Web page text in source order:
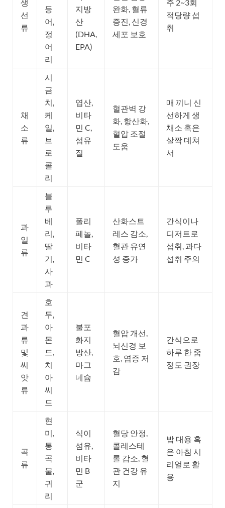
생
선
류
등
어,
정
어
리
지방
산
(DHA,
EPA)
완화, 혈류
증진, 신경
세포 보호
주 2~3회
적당량 섭
취
채
소
류
시
금
치,
케
일,
브
로
콜
리
엽산,
비타
민 C,
섬유
질
혈관벽 강
화, 항산화,
혈압 조절
도움
매 끼니 신
선하게 생
채소 혹은
살짝 데쳐
서
과
일
류
블
루
베
리,
딸
기,
사
과
폴리
페놀,
비타
민 C
산화스트
레스 감소,
혈관 유연
성 증가
간식이나
디저트로
섭취, 과다
섭취 주의
견
과
류
및
씨
앗
류
호
두,
아
몬
드,
치
아
씨
드
불포
화지
방산,
마그
네슘
혈압 개선,
뇌신경 보
호, 염증 저
감
간식으로
하루 한 줌
정도 권장
곡
류
현
미,
통
곡
물,
귀
리
식이
섬유,
비타
민 B
군
혈당 안정,
콜레스테
롤 감소, 혈
관 건강 유
지
밥 대용 혹
은 아침 시
리얼로 활
용